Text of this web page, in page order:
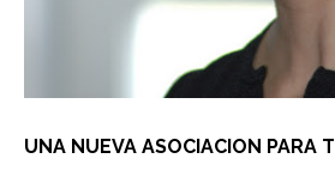
UNA NUEVA ASOCIACION PARA